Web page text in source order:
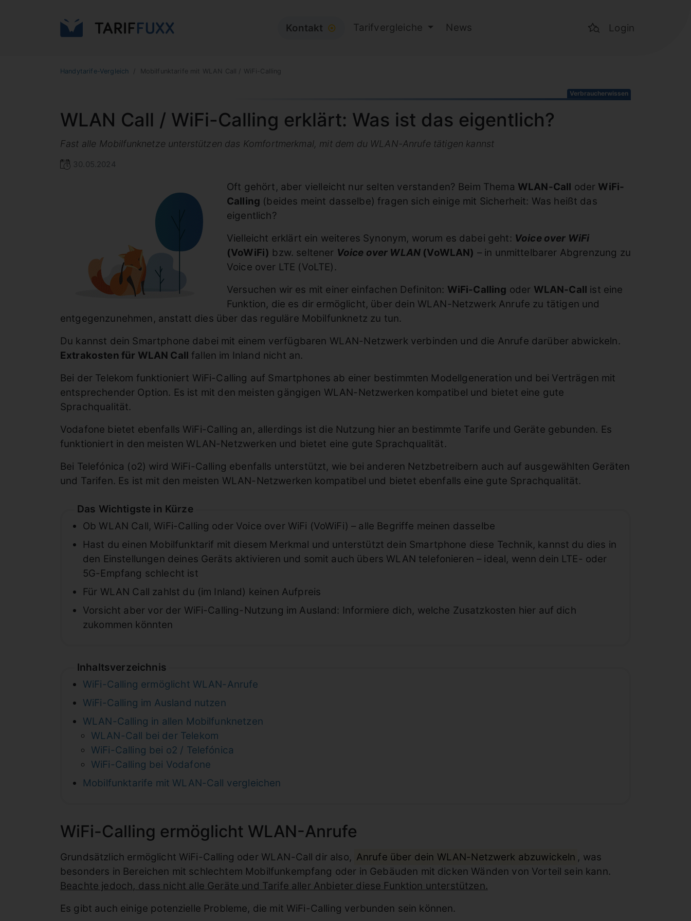
Kontakt ⦿ Tarifvergleiche News Login
Handytarife-Vergleich Mobilfunktarife mit WLAN Call / WiFi-Calling
Verbraucherwissen
WLAN Call / WiFi-Calling erklärt: Was ist das eigentlich?
Fast alle Mobilfunknetze unterstützen das Komfortmerkmal, mit dem du WLAN-Anrufe tätigen kannst
30.05.2024
Oft gehört, aber vielleicht nur selten verstanden? Beim Thema WLAN-Call oder WiFi-
Calling (beides meint dasselbe) fragen sich einige mit Sicherheit: Was heißt das
eigentlich?
Vielleicht erklärt ein weiteres Synonym, worum es dabei geht: Voice over WiFi
(VoWiFi) bzw. seltener Voice over WLAN (VoWLAN) – in unmittelbarer Abgrenzung zu
Voice over LTE (VoLTE).
Versuchen wir es mit einer einfachen Definiton: WiFi-Calling oder WLAN-Call ist eine
Funktion, die es dir ermöglicht, über dein WLAN-Netzwerk Anrufe zu tätigen und
entgegenzunehmen, anstatt dies über das reguläre Mobilfunknetz zu tun.
Du kannst dein Smartphone dabei mit einem verfügbaren WLAN-Netzwerk verbinden und die Anrufe darüber abwickeln.
Extrakosten für WLAN Call fallen im Inland nicht an.
Bei der Telekom funktioniert WiFi-Calling auf Smartphones ab einer bestimmten Modellgeneration und bei Verträgen mit
entsprechender Option. Es ist mit den meisten gängigen WLAN-Netzwerken kompatibel und bietet eine gute
Sprachqualität.
Vodafone bietet ebenfalls WiFi-Calling an, allerdings ist die Nutzung hier an bestimmte Tarife und Geräte gebunden. Es
funktioniert in den meisten WLAN-Netzwerken und bietet eine gute Sprachqualität.
Bei Telefónica (o2) wird WiFi-Calling ebenfalls unterstützt, wie bei anderen Netzbetreibern auch auf ausgewählten Geräten
und Tarifen. Es ist mit den meisten WLAN-Netzwerken kompatibel und bietet ebenfalls eine gute Sprachqualität.
Das Wichtigste in Kürze
Ob WLAN Call, WiFi-Calling oder Voice over WiFi (VoWiFi) – alle Begriffe meinen dasselbe
Hast du einen Mobilfunktarif mit diesem Merkmal und unterstützt dein Smartphone diese Technik, kannst du dies in
den Einstellungen deines Geräts aktivieren und somit auch übers WLAN telefonieren – ideal, wenn dein LTE- oder
5G-Empfang schlecht ist
Für WLAN Call zahlst du (im Inland) keinen Aufpreis
Vorsicht aber vor der WiFi-Calling-Nutzung im Ausland: Informiere dich, welche Zusatzkosten hier auf dich
zukommen könnten
Inhaltsverzeichnis
WiFi-Calling ermöglicht WLAN-Anrufe
WiFi-Calling im Ausland nutzen
WLAN-Calling in allen Mobilfunknetzen
WLAN-Call bei der Telekom
WiFi-Calling bei o2 / Telefónica
WiFi-Calling bei Vodafone
Mobilfunktarife mit WLAN-Call vergleichen
WiFi-Calling ermöglicht WLAN-Anrufe
Grundsätzlich ermöglicht WiFi-Calling oder WLAN-Call dir also, Anrufe über dein WLAN-Netzwerk abzuwickeln , was
besonders in Bereichen mit schlechtem Mobilfunkempfang oder in Gebäuden mit dicken Wänden von Vorteil sein kann.
Beachte jedoch, dass nicht alle Geräte und Tarife aller Anbieter diese Funktion unterstützen.
Es gibt auch einige potenzielle Probleme, die mit WiFi-Calling verbunden sein können.